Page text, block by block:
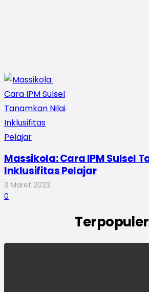
Massikola: Cara IPM Sulsel
Inklusifitas Pelajar
3 Maret 2023
0